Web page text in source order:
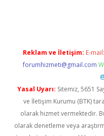
Reklam ve İletişim: E-mail:
forumhizmeti@gmail.com
Yasal Uyarı: Sitemiz, 5651
ve İletişim Kurumu (BTK)
olarak hizmet vermektedir.
olarak denetleme veya